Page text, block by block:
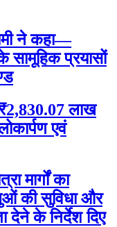
ने कहा—
प्रयासों
लाख
एवं
मार्गों का
की सुविधा और
देने के निर्देश दिए